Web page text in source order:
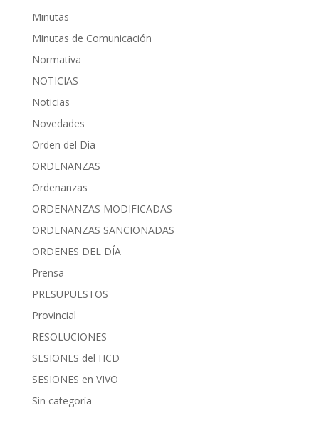
Minutas
Minutas de Comunicación
Normativa
NOTICIAS
Noticias
Novedades
Orden del Dia
ORDENANZAS
Ordenanzas
ORDENANZAS MODIFICADAS
ORDENANZAS SANCIONADAS
ORDENES DEL DÍA
Prensa
PRESUPUESTOS
Provincial
RESOLUCIONES
SESIONES del HCD
SESIONES en VIVO
Sin categoría